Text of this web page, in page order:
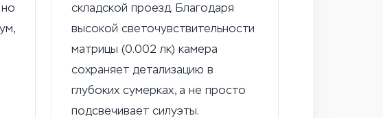
складской проезд. Благодаря
высокой светочувствительности
матрицы (0.002 лк) камера
сохраняет детализацию в
глубоких сумерках, а не просто
подсвечивает силуэты.